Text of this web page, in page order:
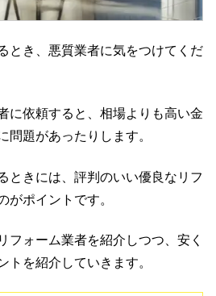
とき、悪質業者に気をつけてくだ
に依頼すると、相場よりも高い金
問題があったりします。
ときには、評判のいい優良なリフ
がポイントです。
フォーム業者を紹介しつつ、安く
トを紹介していきます。